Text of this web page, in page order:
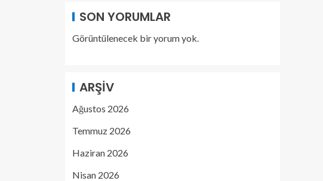
SON YORUMLAR
Görüntülenecek bir yorum yok.
ARŞIV
Ağustos 2026
Temmuz 2026
Haziran 2026
Nisan 2026